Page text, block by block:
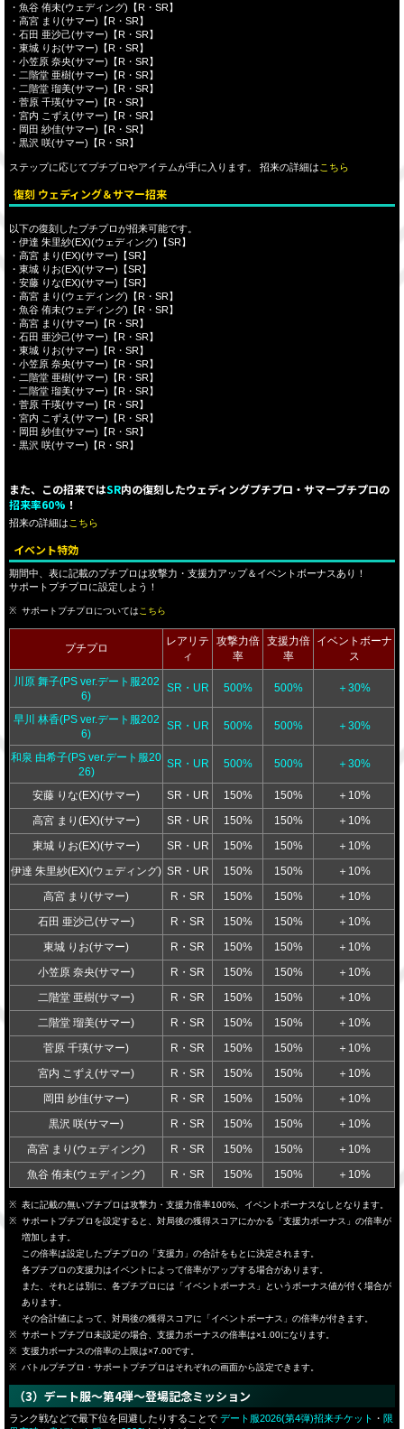
・魚谷 侑未(ウェディング)【R・SR】
・高宮 まり(サマー)【R・SR】
・石田 亜沙己(サマー)【R・SR】
・東城 りお(サマー)【R・SR】
・小笠原 奈央(サマー)【R・SR】
・二階堂 亜樹(サマー)【R・SR】
・二階堂 瑠美(サマー)【R・SR】
・菅原 千瑛(サマー)【R・SR】
・宮内 こずえ(サマー)【R・SR】
・岡田 紗佳(サマー)【R・SR】
・黒沢 咲(サマー)【R・SR】
ステップに応じてプチプロやアイテムが手に入ります。 招来の詳細は こちら
復刻 ウェディング＆サマー招来
以下の復刻したプチプロが招来可能です。
・伊達 朱里紗(EX)(ウェディング)【SR】
・高宮 まり(EX)(サマー)【SR】
・東城 りお(EX)(サマー)【SR】
・安藤 りな(EX)(サマー)【SR】
・高宮 まり(ウェディング)【R・SR】
・魚谷 侑未(ウェディング)【R・SR】
・高宮 まり(サマー)【R・SR】
・石田 亜沙己(サマー)【R・SR】
・東城 りお(サマー)【R・SR】
・小笠原 奈央(サマー)【R・SR】
・二階堂 亜樹(サマー)【R・SR】
・二階堂 瑠美(サマー)【R・SR】
・菅原 千瑛(サマー)【R・SR】
・宮内 こずえ(サマー)【R・SR】
・岡田 紗佳(サマー)【R・SR】
・黒沢 咲(サマー)【R・SR】
また、この招来ではSR内の復刻したウェディングプチプロ・サマープチプロの
招来率60% ！
招来の詳細は こちら
イベント特効
期間中、表に記載のプチプロは攻撃力・支援力アップ＆イベントボーナスあり！
サポートプチプロに設定しよう！
サポートプチプロについては こちら
プチプロ
レアリテ
ィ
攻撃力倍
率
支援力倍
率
イベントボーナ
ス
川原 舞子(PS ver.デート服202
6)
SR・UR 500% 500% ＋30%
早川 林香(PS ver.デート服202
6)
SR・UR 500% 500% ＋30%
和泉 由希子(PS ver.デート服20
26)
SR・UR 500% 500% ＋30%
安藤 りな(EX)(サマー) SR・UR 150% 150%
＋10%
高宮 まり(EX)(サマー)
SR・UR 150% 150%
＋10%
東城 りお(EX)(サマー)
SR・UR 150% 150%
＋10%
伊達 朱里紗(EX)(ウェディング) SR・UR 150% 150%
＋10%
高宮 まり(サマー)
R・SR 150% 150%
＋10%
石田 亜沙己(サマー)
R・SR 150% 150%
＋10%
東城 りお(サマー)
R・SR 150% 150%
＋10%
小笠原 奈央(サマー)
R・SR 150% 150%
＋10%
二階堂 亜樹(サマー)
R・SR 150% 150%
＋10%
二階堂 瑠美(サマー)
R・SR 150% 150%
＋10%
菅原 千瑛(サマー)
R・SR 150% 150%
＋10%
宮内 こずえ(サマー)
R・SR 150% 150%
＋10%
岡田 紗佳(サマー)
R・SR 150% 150%
＋10%
黒沢 咲(サマー)
R・SR 150% 150%
＋10%
高宮 まり(ウェディング)
R・SR 150% 150%
＋10%
魚谷 侑未(ウェディング)
R・SR 150% 150% ＋10%
表に記載の無いプチプロは攻撃力・支援力倍率100%、イベントボーナスなしとなります。
サポートプチプロを設定すると、対局後の獲得スコアにかかる「支援力ボーナス」の倍率が
増加します。
この倍率は設定したプチプロの「支援力」の合計をもとに決定されます。
各プチプロの支援力はイベントによって倍率がアップする場合があります。
また、それとは別に、各プチプロには「イベントボーナス」というボーナス値が付く場合が
あります。
その合計値によって、対局後の獲得スコアに「イベントボーナス」の倍率が付きます。
サポートプチプロ未設定の場合、支援力ボーナスの倍率は×1.00になります。
支援力ボーナスの倍率の上限は×7.00です。
バトルプチプロ・サポートプチプロはそれぞれの画面から設定できます。
（3）デート服～第4弾～登場記念ミッション
ランク戦などで最下位を回避したりすることで デート服2026(第4弾)招来チケット ・ 限